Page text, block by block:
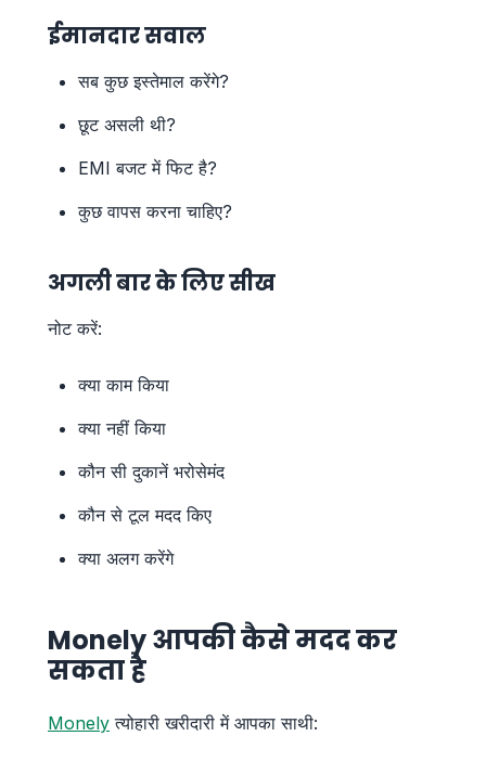
ईमानदार सवाल
सब कुछ इस्तेमाल करेंगे?
छूट असली थी?
EMI बजट में फिट है?
कुछ वापस करना चाहिए?
अगली बार के लिए सीख
नोट करें:
क्या काम किया
क्या नहीं किया
कौन सी दुकानें भरोसेमंद
कौन से टूल मदद किए
क्या अलग करेंगे
Monely आपकी कैसे मदद कर
सकता है
Monely त्योहारी खरीदारी में आपका साथी: